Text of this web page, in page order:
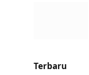
Terbaru